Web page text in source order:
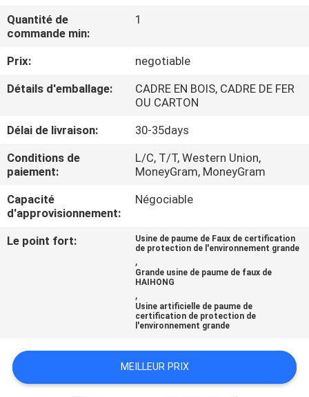
DE
NOUS
VISITE
DE
CONTRÔLE
QUALITÉ
LES
Quantité de
commande min:
1
Prix:
negotiable
Détails d'emballage:
CADRE EN BOIS, CADRE DE FER
OU CARTON
Délai de livraison:
30-35days
Conditions de
paiement:
L/C, T/T, Western Union,
MoneyGram, MoneyGram
Capacité
d'approvisionnement:
Négociable
Le point fort:
Usine de paume de Faux de certification
de protection de l'environnement grande
,
Grande usine de paume de faux de
HAIHONG
,
Usine artificielle de paume de
certification de protection de
l'environnement grande
MEILLEUR PRIX